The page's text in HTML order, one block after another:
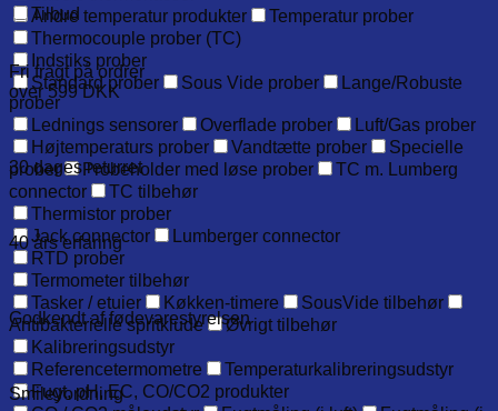
Andre temperatur produkter
Temperatur prober
Thermocouple prober (TC)
Indstiks prober
Standard prober
Sous Vide prober
Lange/Robuste
prober
Lednings sensorer
Overflade prober
Luft/Gas prober
Højtemperaturs prober
Vandtætte prober
Specielle
prober
Probeholder med løse prober
TC m. Lumberg
connector
TC tilbehør
Thermistor prober
Jack connector
Lumberger connector
RTD prober
Termometer tilbehør
Tasker / etuier
Køkken-timere
SousVide tilbehør
Antibakterielle spritklude
Øvrigt tilbehør
Kalibreringsudstyr
Referencetermometre
Temperaturkalibreringsudstyr
Fugt, pH, EC, CO/CO2 produkter
Tilbud
Fri fragt på ordrer
over 599 DKK
30 dages returret
40 års erfaring
Godkendt af fødevarestyrelsen
Smileyordning